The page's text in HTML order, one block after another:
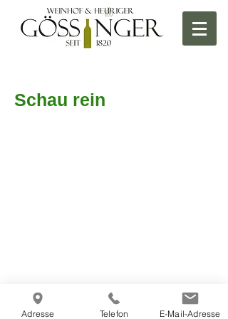
Schau rein
Weinhof & Heuriger Rudolf Gössinger
Hauptstraße 59
Adresse Telefon E-Mail-Adresse